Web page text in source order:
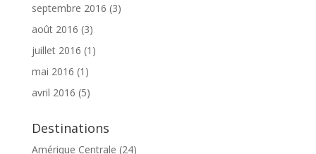
septembre 2016 (3)
août 2016 (3)
juillet 2016 (1)
mai 2016 (1)
avril 2016 (5)
Destinations
Amérique Centrale (24)